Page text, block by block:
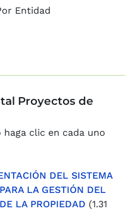
Entidad
Proyectos de
clic en cada uno
DEL SISTEMA
LA GESTIÓN DEL
LA PROPIEDAD (1.31